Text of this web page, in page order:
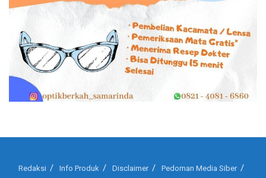
Redaksi Info Produk Disclaimer Pedoman Media Siber